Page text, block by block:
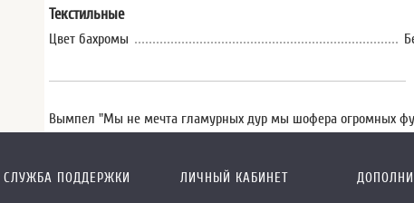
Текстильные
Цвет бахромы
Вымпел "Мы не мечта гламурных дур мы шофера огромных
СЛУЖБА ПОДДЕРЖКИ ЛИЧНЫЙ КАБИНЕТ